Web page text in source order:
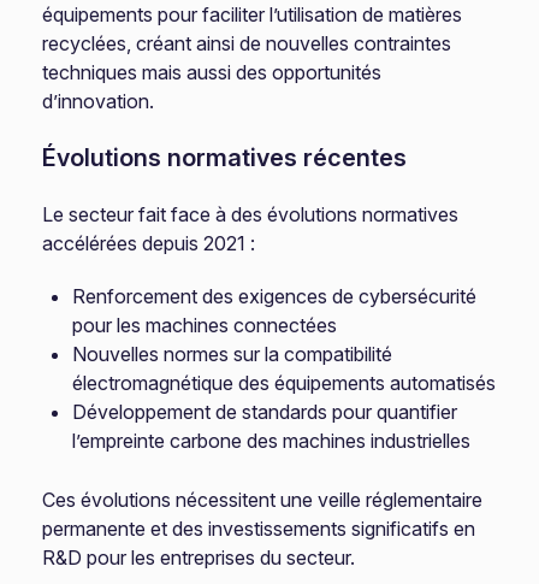
équipements pour faciliter l’utilisation de matières
recyclées, créant ainsi de nouvelles contraintes
techniques mais aussi des opportunités
d’innovation.
Évolutions normatives récentes
Le secteur fait face à des évolutions normatives
accélérées depuis 2021 :
Renforcement des exigences de cybersécurité
pour les machines connectées
Nouvelles normes sur la compatibilité
électromagnétique des équipements automatisés
Développement de standards pour quantifier
l’empreinte carbone des machines industrielles
Ces évolutions nécessitent une veille réglementaire
permanente et des investissements significatifs en
R&D pour les entreprises du secteur.